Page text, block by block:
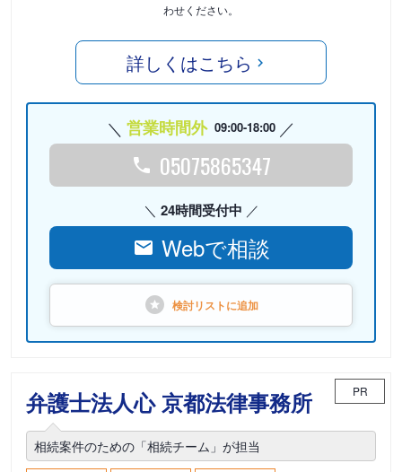
わせください。
詳しくはこちら
営業時間外 09:00-18:00
05075865347
24時間受付中
Webで相談
検討リストに追加
弁護士法人心 京都法律事務所 PR
相続案件のための「相続チーム」が担当